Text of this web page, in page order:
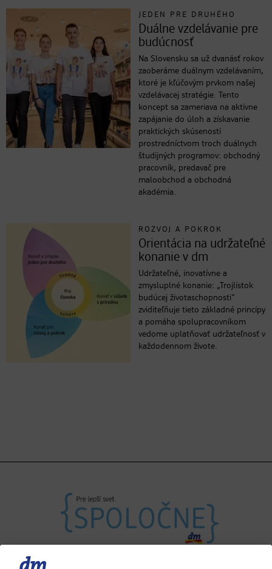
JEDEN PRE DRUHÉHO
Duálne vzdelávanie pre
budúcnosť
Na Slovensku sa už dvanásť rokov
zaoberáme duálnym vzdelávaním,
ktoré je kľúčovým prvkom našej
vzdelávacej stratégie. Tento
koncept sa zameriava na aktívne
zapájanie do úloh a získavanie
praktických skúseností
prostredníctvom troch duálnych
študijných programov: obchodný
pracovník, predavač pre
maloobchod a obchodná
akadémia.
ROZVOJ A POKROK
Orientácia na udržateľné
konanie v dm
Udržateľné, inovatívne a
zmysluplné konanie: „Trojlístok
budúcej životaschopnosti“
zviditeľňuje tieto základné princípy
a pomáha spolupracovníkom
vedome uplatňovať udržateľnosť v
každodennom živote.